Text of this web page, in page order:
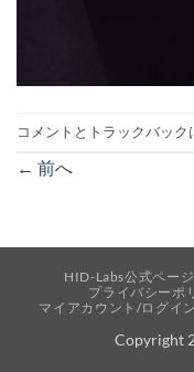
コメントとトラックバック
← 前へ
HID-Labs公式ページ
プライバシーポ
マイアカウント/ログイ
Copyright